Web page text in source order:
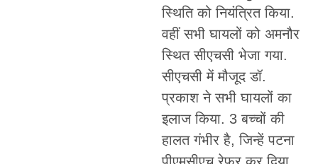
स्थिति को नियंत्रित किया.
वहीं सभी घायलों को अमनौर
स्थित सीएचसी भेजा गया.
सीएचसी में मौजूद डॉ.
प्रकाश ने सभी घायलों का
इलाज किया. 3 बच्चों की
हालत गंभीर है, जिन्हें पटना
पीएमसीएच रेफर कर दिया